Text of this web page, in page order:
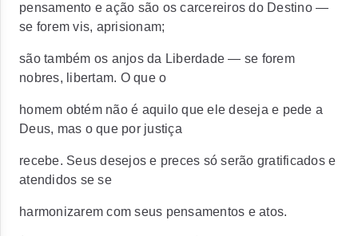
pensamento e ação são os carcereiros do Destino —
se forem vis, aprisionam;
são também os anjos da Liberdade — se forem
nobres, libertam. O que o
homem obtém não é aquilo que ele deseja e pede a
Deus, mas o que por justiça
recebe. Seus desejos e preces só serão gratificados e
atendidos se se
harmonizarem com seus pensamentos e atos.